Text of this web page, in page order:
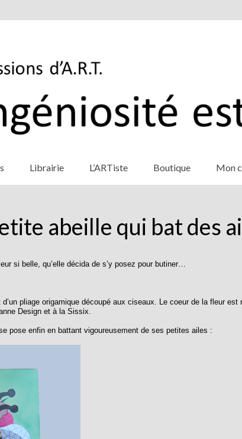
Librairie L’ARTiste Boutique Mon
abeille qui bat des
si belle, qu’elle décida de s’y posez pour butiner…
pliage origamique découpé aux ciseaux. Le coeur de la fleur est
Design et à la Sissix.
pose enfin en battant vigoureusement de ses petites ailes :